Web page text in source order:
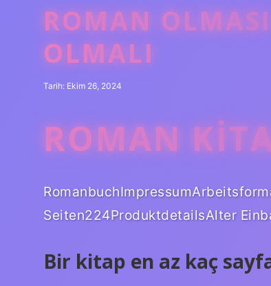
ROMAN
OLMALI
Tarih: Ekim 26, 2024
ROMAN
Seiten224ProduktdetailsAlter
Bir kitap en az kaç